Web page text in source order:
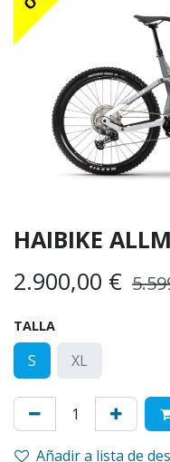
HAIBIKE
2.900,00 €
TALLA
S XL
Añadir a lista de